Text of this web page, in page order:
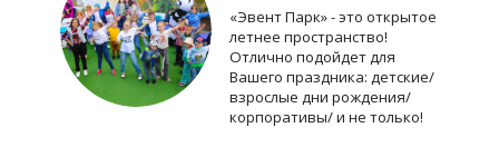
«Эвент Парк» - это открытое
летнее пространство!
Отлично подойдет для
Вашего праздника: детские/
взрослые дни рождения/
корпоративы/ и не только!